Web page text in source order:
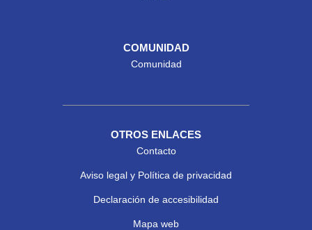
COMUNIDAD
Comunidad
OTROS ENLACES
Contacto
Aviso legal y Política de privacidad
Declaración de accesibilidad
Mapa web